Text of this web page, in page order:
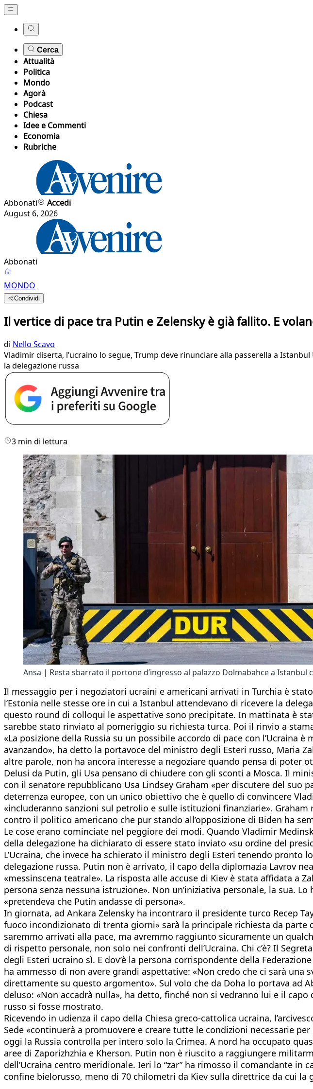
Cerca
Attualità
Politica
Mondo
Agorà
Podcast
Chiesa
Idee e Commenti
Economia
Rubriche
Abbonati
Accedi
August 6, 2026
Abbonati
MONDO
Condividi
Il vertice di pace tra Putin e Zelensky è già fallito. E
di Nello Scavo
Vladimir diserta, l’ucraino lo segue, Trump deve rinunciare alla passerella a
la delegazione russa
3 min di lettura
Ansa | Resta sbarrato il portone d’ingresso al palazzo Dolmabahce a
Il messaggio per i negoziatori ucraini e americani arrivati in Turchia è
l’Estonia nelle stesse ore in cui a Istanbul attendevano di ricevere la
questo round di colloqui le aspettative sono precipitate. In mattinata è
sarebbe stato rinviato al pomeriggio su richiesta turca. Poi il rinvio a
«La posizione della Russia su un possibile accordo di pace con
avanzando», ha detto la portavoce del ministro degli Esteri russo, Maria
altre parole, non ha ancora interesse a negoziare quando pensa di
Delusi da Putin, gli Usa pensano di chiudere con gli sconti a Mosca. Il
con il senatore repubblicano Usa Lindsey Graham «per discutere del
deterrenza europee, con un unico obiettivo che è quello di convincere
«includeranno sanzioni sul petrolio e sulle istituzioni finanziarie».
contro il politico americano che pur stando all’opposizione di Biden ha
Le cose erano cominciate nel peggiore dei modi. Quando Vladimir
della delegazione ha dichiarato di essere stato inviato «su ordine del
L’Ucraina, che invece ha schierato il ministro degli Esteri tenendo pronto
delegazione russa. Putin non è arrivato, il capo della diplomazia Lavrov
«messinscena teatrale». La risposta alle accuse di Kiev è stata affidata a
persona senza nessuna istruzione». Non un’iniziativa personale, la sua.
«pretendeva che Putin andasse di persona».
In giornata, ad Ankara Zelensky ha incontraro il presidente turco Recep
fuoco incondizionato di trenta giorni» sarà la principale richiesta da
saremmo arrivati alla pace, ma avremmo raggiunto sicuramente un
di rispetto personale, non solo nei confronti dell’Ucraina. Chi c’è? Il
degli Esteri ucraino sì. E dov’è la persona corrispondente della
ha ammesso di non avere grandi aspettative: «Non credo che ci sarà
direttamente su questo argomento». Sul volo che da Doha lo portava ad
deluso: «Non accadrà nulla», ha detto, finché non si vedranno lui e il
russo si fosse mostrato.
Ricevendo in udienza il capo della Chiesa greco-cattolica ucraina,
Sede «continuerà a promuovere e creare tutte le condizioni necessarie
oggi la Russia controlla per intero solo la Crimea. A nord ha occupato
aree di Zaporizhzhia e Kherson. Putin non è riuscito a raggiungere
dell’Ucraina centro meridionale. Ieri lo “zar” ha rimosso il comandante
confine bielorusso, meno di 70 chilometri da Kiev sulla direttrice da cui la